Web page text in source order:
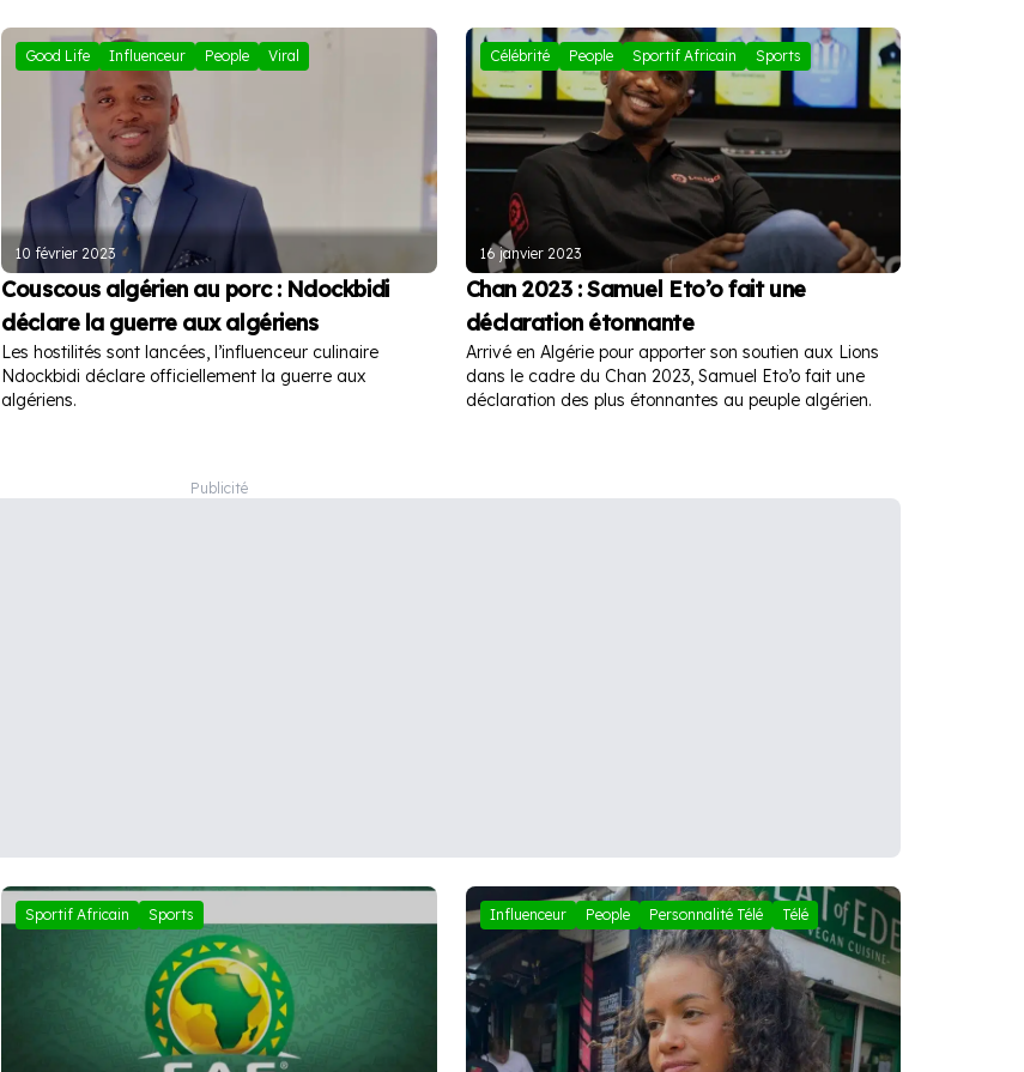
Good Life Influenceur People Viral
10 février 2023
Couscous algérien au porc : Ndockbidi
déclare la guerre aux algériens
Les hostilités sont lancées, l’influenceur culinaire
Ndockbidi déclare officiellement la guerre aux
algériens.
Célébrité People Sportif Africain Sports
16 janvier 2023
Chan 2023 : Samuel Eto’o fait une
déclaration étonnante
Arrivé en Algérie pour apporter son soutien aux Lions
dans le cadre du Chan 2023, Samuel Eto’o fait une
déclaration des plus étonnantes au peuple algérien.
Sportif Africain Sports Influenceur People Personnalité Télé Télé